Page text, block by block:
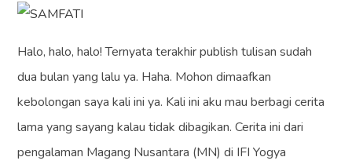
Halo, halo, halo! Ternyata terakhir publish tulisan sudah
dua bulan yang lalu ya. Haha. Mohon dimaafkan
kebolongan saya kali ini ya. Kali ini aku mau berbagi cerita
lama yang sayang kalau tidak dibagikan. Cerita ini dari
pengalaman Magang Nusantara (MN) di IFI Yogya